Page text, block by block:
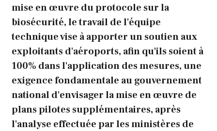
mise en œuvre du protocole sur la
biosécurité, le travail de l'équipe
technique vise à apporter un soutien aux
exploitants d'aéroports, afin qu'ils soient à
100% dans l'application des mesures, une
exigence fondamentale au gouvernement
national d'envisager la mise en œuvre de
plans pilotes supplémentaires, après
l'analyse effectuée par les ministères de